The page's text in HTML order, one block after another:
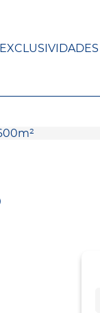
EXCLUSIVIDADES